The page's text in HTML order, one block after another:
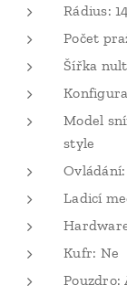
Rádius:
Počet
Šířka
Model
style
Ovládání:
Ladicí
Kufr: Ne
Pouzdro: